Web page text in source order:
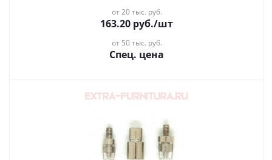
от 20 тыс. руб.
163.20 руб./шт
от 50 тыс. руб.
Спец. цена